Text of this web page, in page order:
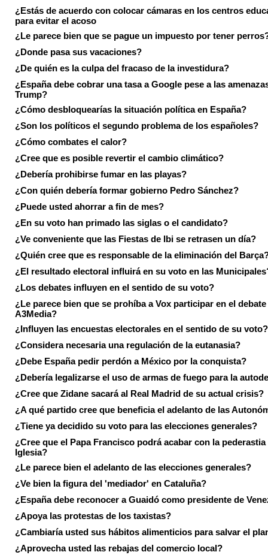
¿Estás de acuerdo con colocar cámaras en los centros
para evitar el acoso
¿Le parece bien que se pague un impuesto por tener
¿Donde pasa sus vacaciones?
¿De quién es la culpa del fracaso de la investidura?
¿España debe cobrar una tasa a Google pese a las
Trump?
¿Cómo desbloquearías la situación política en España?
¿Son los políticos el segundo problema de los españoles?
¿Cómo combates el calor?
¿Cree que es posible revertir el cambio climático?
¿Debería prohibirse fumar en las playas?
¿Con quién debería formar gobierno Pedro Sánchez?
¿Puede usted ahorrar a fin de mes?
¿En su voto han primado las siglas o el candidato?
¿Ve conveniente que las Fiestas de Ibi se retrasen un día?
¿Quién cree que es responsable de la eliminación del
¿El resultado electoral influirá en su voto en las
¿Los debates influyen en el sentido de su voto?
¿Le parece bien que se prohíba a Vox participar en el debate
A3Media?
¿Influyen las encuestas electorales en el sentido de su voto?
¿Considera necesaria una regulación de la eutanasia?
¿Debe España pedir perdón a México por la conquista?
¿Debería legalizarse el uso de armas de fuego para la
¿Cree que Zidane sacará al Real Madrid de su actual crisis?
¿A qué partido cree que beneficia el adelanto de las
¿Tiene ya decidido su voto para las elecciones generales?
¿Cree que el Papa Francisco podrá acabar con la pederastia
Iglesia?
¿Le parece bien el adelanto de las elecciones generales?
¿Ve bien la figura del 'mediador' en Cataluña?
¿España debe reconocer a Guaidó como presidente de
¿Apoya las protestas de los taxistas?
¿Cambiaría usted sus hábitos alimenticios para salvar el
¿Aprovecha usted las rebajas del comercio local?